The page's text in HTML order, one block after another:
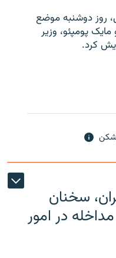
روز دوشنبه موضع
پومپئو، وزیر
کرد.
سخنان
در امور